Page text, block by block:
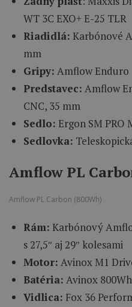
WT 3C EXO+ E-25 TLR
Riadidlá: Karbónové
mm
Gripy: Amflow Enduro
Predstavec: Amflow
CNC, 35 mm
Sedlo: Ergon SM PRO
Sedlovka:
Amflow PL
Amflow PL Carbon (800Wh)
Rám: Karbónový
s 27,5″ aj 29″ kolesami
Motor: Avinox M1
Batéria: Avinox 800Wh
Vidlica: Fox 36